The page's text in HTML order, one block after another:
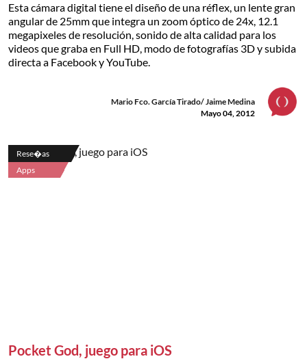
Esta cámara digital tiene el diseño de una réflex, un lente gran
angular de 25mm que integra un zoom óptico de 24x, 12.1
megapixeles de resolución, sonido de alta calidad para los
videos que graba en Full HD, modo de fotografías 3D y subida
directa a Facebook y YouTube.
Mario Fco. García Tirado/ Jaime Medina
Mayo 04, 2012
Rese�as
Apps
Pocket God, juego para iOS